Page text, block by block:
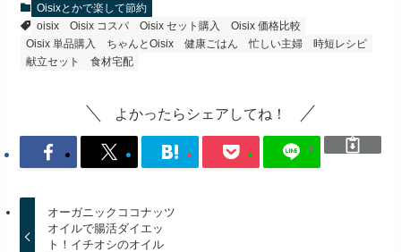
Oisixとかで楽して節約
oisix
Oisix コスパ Oisix セット購入
Oisix 価格比較
Oisix 単品購入
ちゃんとOisix 健康ごはん 忙しい主婦
時短レシピ
献立セット
食材宅配
よかったらシェアしてね！
オーガニックココナッツ
オイルで腸活ダイエッ
ト！イチオシのオイル